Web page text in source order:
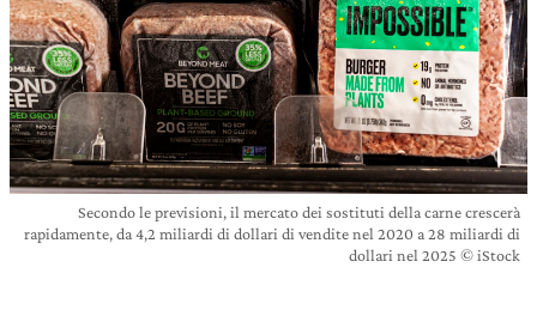
Secondo le previsioni, il mercato dei sostituti della carne crescerà
rapidamente, da 4,2 miliardi di dollari di vendite nel 2020 a 28 miliardi di
dollari nel 2025 © iStock